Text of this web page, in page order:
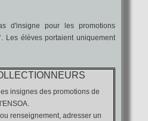
d'insigne pour les promotions
Les élèves portaient uniquement
insignes des promotions de
l'ENSOA.
renseignement, adresser un